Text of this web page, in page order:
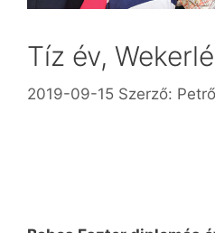
Tíz év,
2019-09-15 Szerző: